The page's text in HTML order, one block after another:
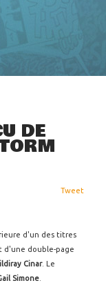
DE
Tweet
d'un des titres
d'une double-page
Cinar. Le
Simone